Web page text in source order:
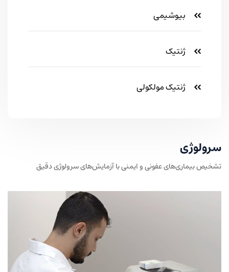
بیوشیمی
ژنتیک
ژنتیک مولکولی
سرولوژی
تشخیص بیماری‌های عفونی و ایمنی با آزمایش‌های سرولوژی دقیق